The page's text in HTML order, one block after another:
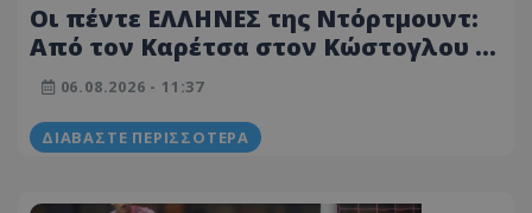
Οι πέντε ΕΛΛΗΝΕΣ της Ντόρτμουντ:
Από τον Καρέτσα στον Κώστογλου -
Οι Βεστφαλοί επενδύουν σε
ελληνικά ταλέντα!
06.08.2026 - 11:37
ΔΙΑΒΆΣΤΕ ΠΕΡΙΣΣΌΤΕΡΑ